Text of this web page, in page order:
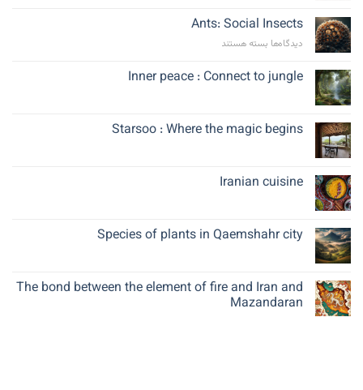
Ants: Social Insects
دیدگاه‌ها برای
Social
Insects
بسته هستند
Inner peace : Connect to jungle
Starsoo : Where the magic begins
Iranian cuisine
Species of plants in Qaemshahr city
The bond between the element of fire and Iran and
Mazandaran